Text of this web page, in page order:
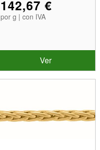
142,67 €
por g | con IVA
Ver